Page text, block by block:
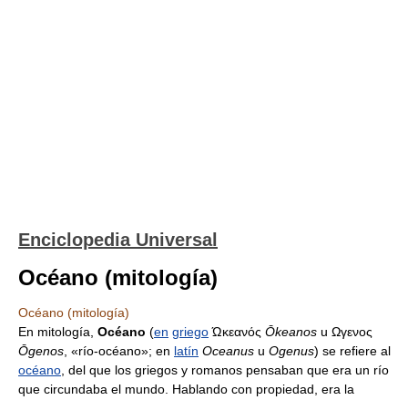
Enciclopedia Universal
Océano (mitología)
Océano (mitología)
En mitología, Océano (en griegoΏκεανός Ōkeanos u Ωγενος
Ōgenos , «río-océano»; en latín Oceanus u Ogenus) se refiere al
océano , del que los griegos y romanos pensaban que era un río
que circundaba el mundo. Hablando con propiedad, era la